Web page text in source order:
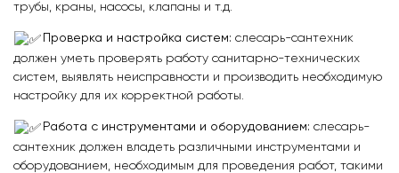
трубы, краны, насосы, клапаны и т.д.
Проверка и настройка систем: слесарь-сантехник
должен уметь проверять работу санитарно-технических
систем, выявлять неисправности и производить необходимую
настройку для их корректной работы.
Работа с инструментами и оборудованием: слесарь-
сантехник должен владеть различными инструментами и
оборудованием, необходимым для проведения работ, такими